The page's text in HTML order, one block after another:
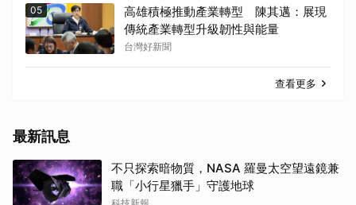
05
高雄積極推動產業轉型 陳其邁：展現
傳統產業轉型升級韌性與能量
台灣好新聞
查看更多
最新訊息
不只探索暗物質，NASA 羅曼太空望遠鏡兼
職「小行星獵手」守護地球